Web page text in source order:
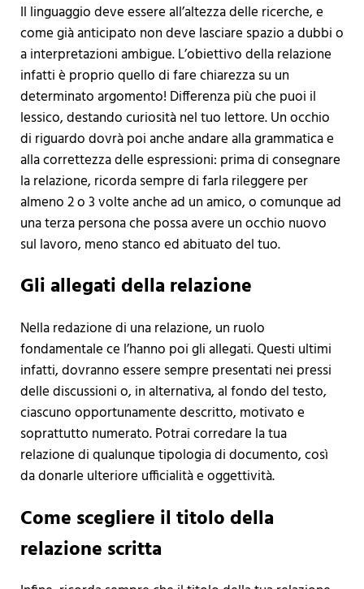
Il linguaggio deve essere all’altezza delle ricerche, e
come già anticipato non deve lasciare spazio a dubbi o
a interpretazioni ambigue. L’obiettivo della relazione
infatti è proprio quello di fare chiarezza su un
determinato argomento! Differenza più che puoi il
lessico, destando curiosità nel tuo lettore. Un occhio
di riguardo dovrà poi anche andare alla grammatica e
alla correttezza delle espressioni: prima di consegnare
la relazione, ricorda sempre di farla rileggere per
almeno 2 o 3 volte anche ad un amico, o comunque ad
una terza persona che possa avere un occhio nuovo
sul lavoro, meno stanco ed abituato del tuo.
Gli allegati della relazione
Nella redazione di una relazione, un ruolo
fondamentale ce l’hanno poi gli allegati. Questi ultimi
infatti, dovranno essere sempre presentati nei pressi
delle discussioni o, in alternativa, al fondo del testo,
ciascuno opportunamente descritto, motivato e
soprattutto numerato. Potrai corredare la tua
relazione di qualunque tipologia di documento, così
da donarle ulteriore ufficialità e oggettività.
Come scegliere il titolo della
relazione scritta